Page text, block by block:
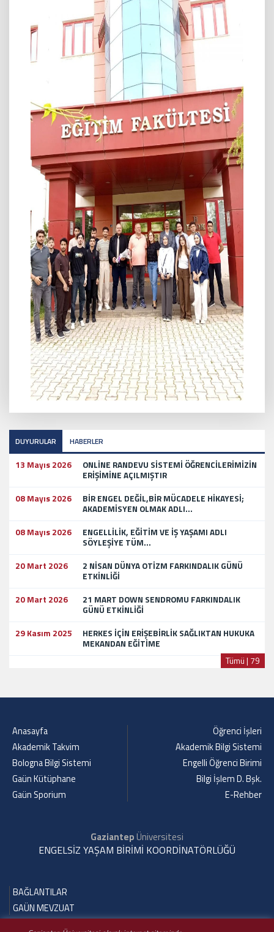
DUYURULAR HABERLER
13 Mayıs 2026
ONLİNE RANDEVU SİSTEMİ ÖĞRENCİLERİMİZİN
ERİŞİMİNE AÇILMIŞTIR
08 Mayıs 2026
BİR ENGEL DEĞİL,BİR MÜCADELE HİKAYESİ;
AKADEMİSYEN OLMAK ADLI...
08 Mayıs 2026
ENGELLİLİK, EĞİTİM VE İŞ YAŞAMI ADLI
SÖYLEŞİYE TÜM...
20 Mart 2026
2 NİSAN DÜNYA OTİZM FARKINDALIK GÜNÜ
ETKİNLİĞİ
20 Mart 2026
21 MART DOWN SENDROMU FARKINDALIK
GÜNÜ ETKİNLİĞİ
29 Kasım 2025
HERKES İÇİN ERİŞEBİRLİK SAĞLIKTAN HUKUKA
MEKANDAN EĞİTİME
Tümü | 79
Anasayfa
Akademik Takvim
Bologna Bilgi Sistemi
Gaün Kütüphane
Gaün Sporium
Öğrenci İşleri
Akademik Bilgi Sistemi
Engelli Öğrenci Birimi
Bilgi İşlem D. Bşk.
E-Rehber
GaziantepÜniversitesi
ENGELSİZ YAŞAM BİRİMİ KOORDİNATÖRLÜĞÜ
BAĞLANTILAR
GAÜN MEVZUAT